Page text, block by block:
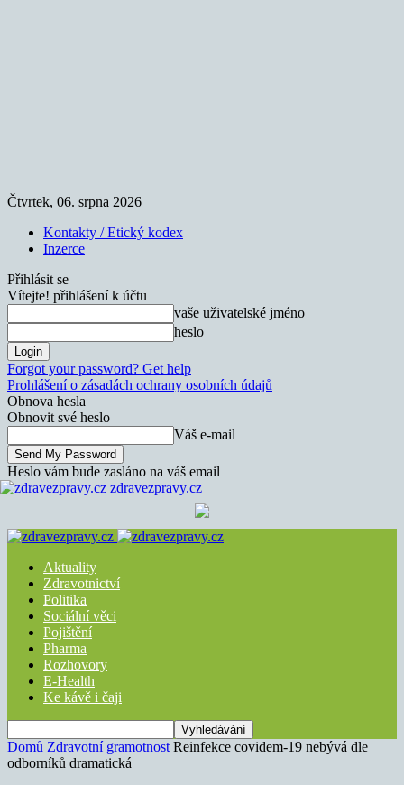
Čtvrtek, 06. srpna 2026
Kontakty / Etický kodex
Inzerce
Přihlásit se
Vítejte! přihlášení k účtu
vaše uživatelské jméno
heslo
Forgot your password? Get help
Prohlášení o zásadách ochrany osobních údajů
Obnova hesla
Obnovit své heslo
Váš e-mail
Heslo vám bude zasláno na váš email
zdravezpravy.cz
Aktuality
Zdravotnictví
Politika
Sociální věci
Pojištění
Pharma
Rozhovory
E-Health
Ke kávě i čaji
Domů Zdravotní gramotnost Reinfekce covidem-19 nebývá dle
odborníků dramatická